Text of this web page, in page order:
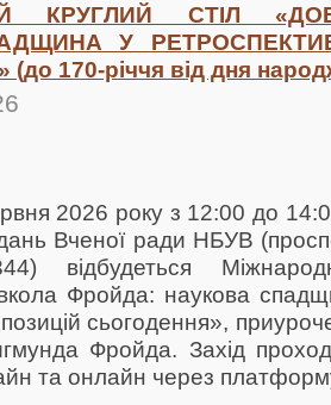
КРУГЛИЙ СТІЛ
У
170-річчя від дня
2026 року з 12:00 до
Вченої ради НБУВ
відбудеться
Фройда: наукова
сьогодення»,
Фройда. Захід
та онлайн через